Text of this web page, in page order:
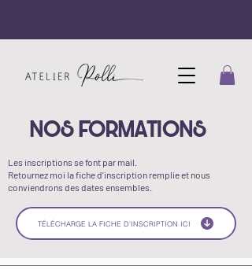
NOS FORMATIONS
Les inscriptions se font par mail.
Retournez moi la fiche d'inscription remplie et nous
conviendrons des dates ensembles.
TÉLÉCHARGE LA FICHE D'INSCRIPTION ICI